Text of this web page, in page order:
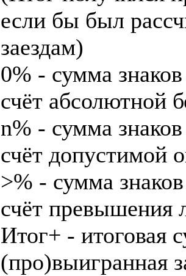
если бы был
заездам)
0% - сумма
счёт абсолютной
n% - сумма
счёт допустимой
>% - сумма
счёт превышения
Итог+ - итоговая
(про)выигранная